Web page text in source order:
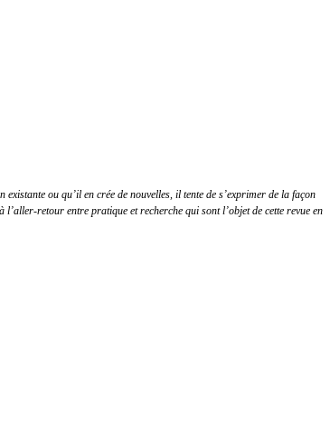
ou qu’il en crée de nouvelles, il tente de s’exprimer de la façon
retour entre pratique et recherche qui sont l’objet de cette revue en